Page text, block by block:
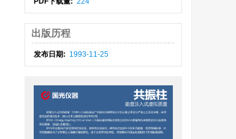
出版历程
发布日期: 1993-11-25